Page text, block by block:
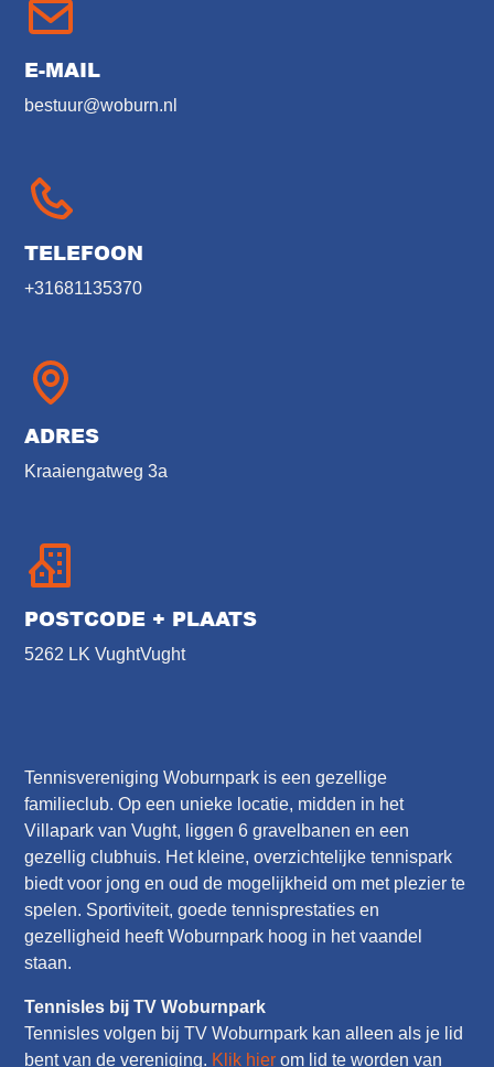
E-MAIL
bestuur@woburn.nl
TELEFOON
+31681135370
ADRES
Kraaiengatweg 3a
POSTCODE + PLAATS
5262 LK VughtVught
Tennisvereniging Woburnpark is een gezellige
familieclub. Op een unieke locatie, midden in het
Villapark van Vught, liggen 6 gravelbanen en een
gezellig clubhuis. Het kleine, overzichtelijke tennispark
biedt voor jong en oud de mogelijkheid om met plezier te
spelen. Sportiviteit, goede tennisprestaties en
gezelligheid heeft Woburnpark hoog in het vaandel
staan.
Tennisles bij TV Woburnpark
Tennisles volgen bij TV Woburnpark kan alleen als je lid
bent van de vereniging. Klik hier om lid te worden van